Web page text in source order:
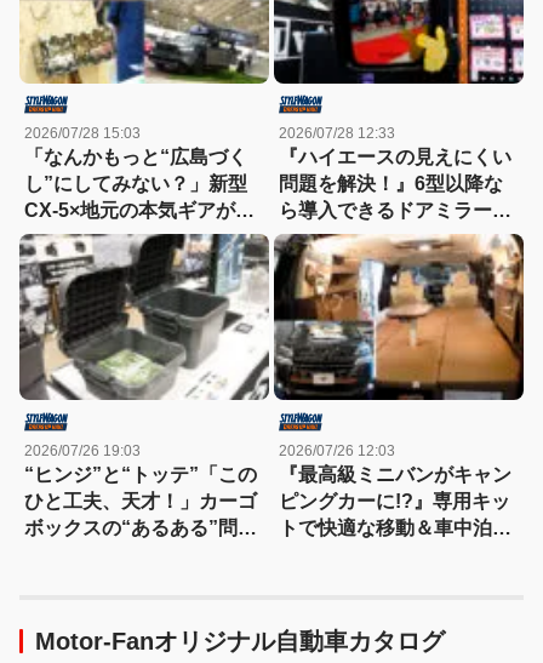
2026/07/28 15:03
「なんかもっと“広島づく
し”にしてみない？」新型
CX-5×地元の本気ギアが融
合したマツダブースが熱す
ぎる！
2026/07/28 12:33
『ハイエースの見えにくい
問題を解決！』6型以降な
ら導入できるドアミラーが
すごく便利！【東京キャン
ピングカーショー2026】
2026/07/26 19:03
“ヒンジ”と“トッテ”「この
ひと工夫、天才！」カーゴ
ボックスの“あるある”問題
2026/07/26 12:03
『最高級ミニバンがキャン
ピングカーに!?』専用キッ
トで快適な移動＆車中泊を
Motor-Fanオリジナル自動車カタログ